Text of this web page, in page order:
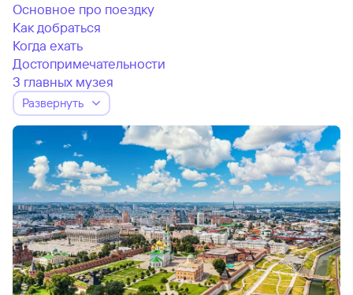
Основное про поездку
Как добраться
Когда ехать
Достопримечательности
3 главных музея
Развернуть